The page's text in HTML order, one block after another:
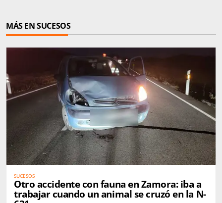
MÁS EN SUCESOS
SUCESOS
Otro accidente con fauna en Zamora: iba a
trabajar cuando un animal se cruzó en la N-